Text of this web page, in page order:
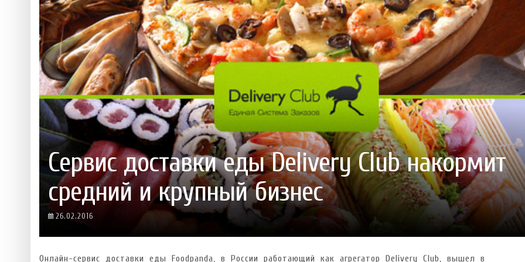
Ніжність, що смакує до чаю: новинка зефір від власної ТМ Varto вже у VARUS - 20.10.2025
Солодкий настрій у кожному шматочку: халва власної ТМ Varto вже у VARUS - 10.10.2025
VARUS запускає космічний Сирний фестиваль
Пивоколада від MAUDAU: як затримати літо в келиху - 22.09.2025
Який алкоголь підходить вашому знаку зодіаку: розбір астролога і керуючого баром - 23.03.2026
РОЗБІР АСТРОЛОГА І КЕРУЮЧОГО БАРОМ
ІДЕАЛЬНИЙ ДАЙКІРІ
ПЕЧИВО «ФРУТТАНЧИК» СПРОБУЙ ЗІ ЗНИЖКОЮ -40 %
400 ПОЗИЦІЙ,
СМАКИ
Сервис доставки еды Delivery Club накормит
средний и крупный бизнес
26.02.2016
Онлайн-сервис доставки еды Foodpanda, в России работающий как агрегатор Delivery Club, вышел в